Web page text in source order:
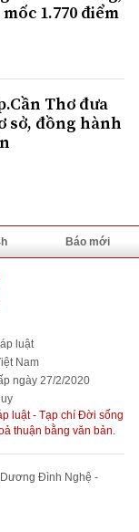
1.770 điểm
Thơ đưa
sở, đồng hành
Báo mới
luật
Nam
ngày 27/2/2020
luật - Tạp chí Đời sống
thuận bằng văn bản.
Dương Đình Nghệ -